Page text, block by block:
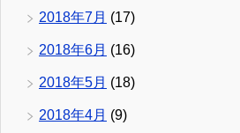
2018年7月 (17)
2018年6月 (16)
2018年5月 (18)
2018年4月 (9)